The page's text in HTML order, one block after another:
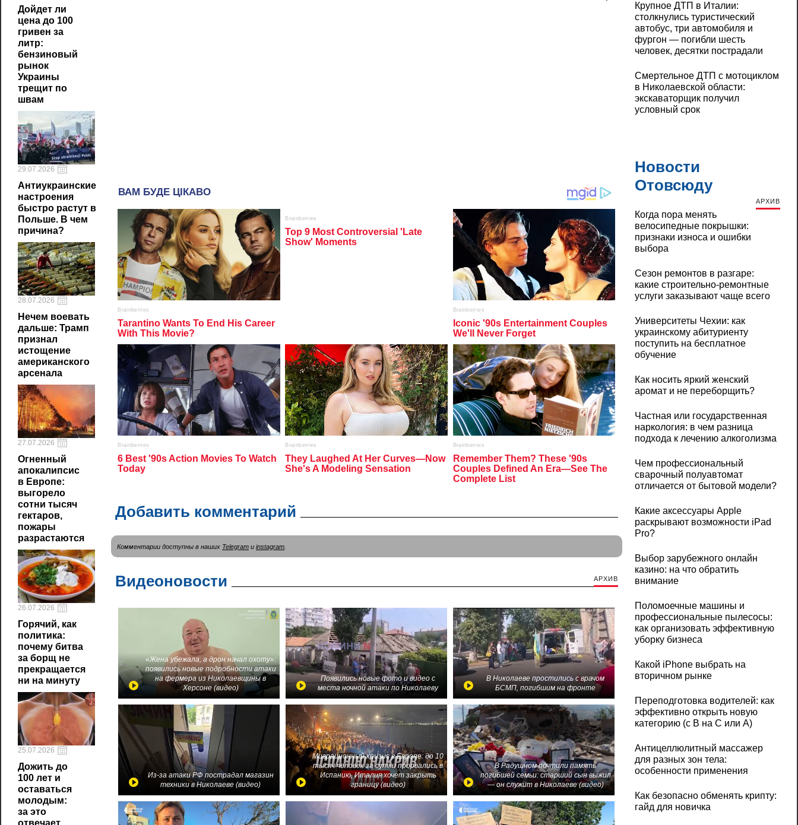
Дойдет ли
цена до 100
гривен за
литр:
бензиновый
рынок
Украины
трещит по
швам
29.07.2026
Антиукраинские
настроения
быстро растут в
Польше. В чем
причина?
28.07.2026
Нечем воевать
дальше: Трамп
признал
истощение
американского
арсенала
27.07.2026
Огненный
апокалипсис
в Европе:
выгорело
сотни тысяч
гектаров,
пожары
разрастаются
26.07.2026
Горячий, как
политика:
почему битва
за борщ не
прекращается
ни на минуту
25.07.2026
Дожить до
100 лет и
оставаться
молодым:
за это
отвечает
Добавить комментарий
Комментарии доступны в наших Telegram и instagram
Видеоновости АРХИВ
«Жена убежала, а дрон начал охоту»:
появились новые подробности атаки
на фермера из Николаевщины в
Херсоне (видео)
Появились новые фото и видео с
места ночной атаки по Николаеву
В Николаеве простились с врачом
БСМП, погибшим на фронте
Из-за атаки РФ пострадал магазин
техники в Николаеве (видео)
Миграционный кризис в Европе: до 10
тысяч человек за сутки прорвались в
Испанию, Италия хочет закрыть
границу (видео)
В Радушном почтили память
погибшей семьи: старший сын выжил
— он служит в Николаеве (видео)
Крупное ДТП в Италии:
столкнулись туристический
автобус, три автомобиля и
фургон — погибли шесть
человек, десятки пострадали
Смертельное ДТП с мотоциклом
в Николаевской области:
экскаваторщик получил
условный срок
Новости
Отовсюду
АРХИВ
Когда пора менять
велосипедные покрышки:
признаки износа и ошибки
выбора
Сезон ремонтов в разгаре:
какие строительно-ремонтные
услуги заказывают чаще всего
Университеты Чехии: как
украинскому абитуриенту
поступить на бесплатное
обучение
Как носить яркий женский
аромат и не переборщить?
Частная или государственная
наркология: в чем разница
подхода к лечению алкоголизма
Чем профессиональный
сварочный полуавтомат
отличается от бытовой модели?
Какие аксессуары Apple
раскрывают возможности iPad
Pro?
Выбор зарубежного онлайн
казино: на что обратить
внимание
Поломоечные машины и
профессиональные пылесосы:
как организовать эффективную
уборку бизнеса
Какой iPhone выбрать на
вторичном рынке
Переподготовка водителей: как
эффективно открыть новую
категорию (с B на C или А)
Антицеллюлитный массажер
для разных зон тела:
особенности применения
Как безопасно обменять крипту:
гайд для новичка